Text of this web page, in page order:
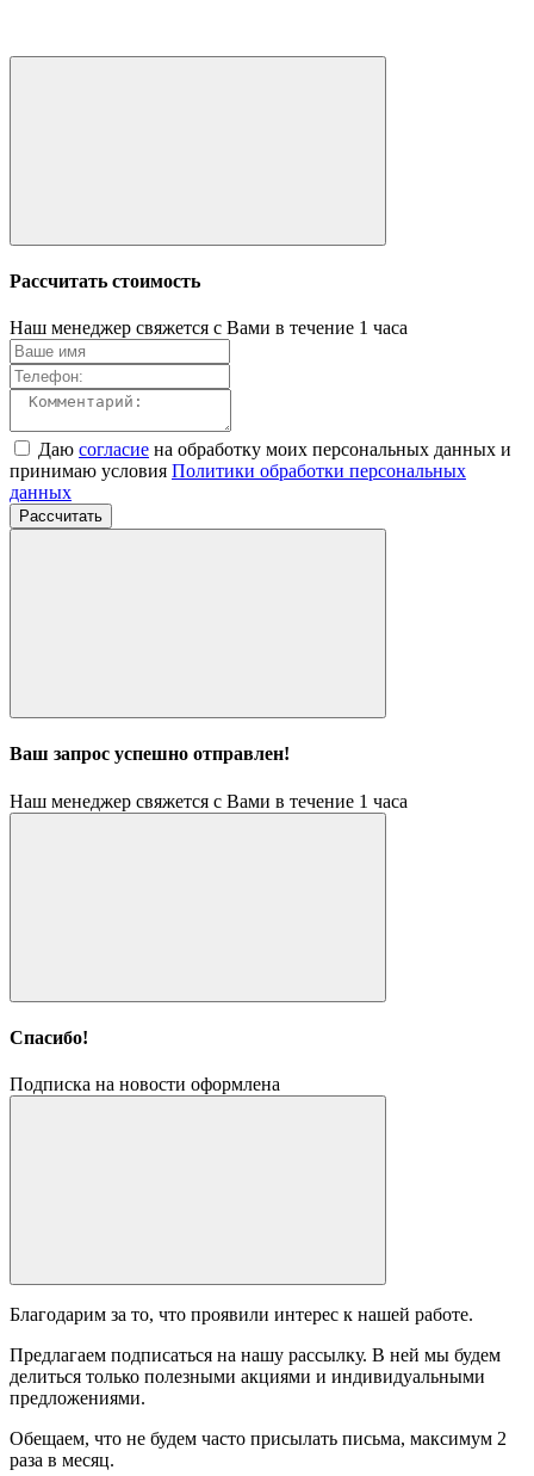
Рассчитать стоимость
Наш менеджер свяжется с Вами в течение 1 часа
Даю согласие на обработку моих персональных данных и
принимаю условия Политики обработки персональных
данных
Рассчитать
Ваш запрос успешно отправлен!
Наш менеджер свяжется с Вами в течение 1 часа
Спасибо!
Подписка на новости оформлена
Благодарим за то, что проявили интерес к нашей работе.
Предлагаем подписаться на нашу рассылку. В ней мы будем
делиться только полезными акциями и индивидуальными
предложениями.
Обещаем, что не будем часто присылать письма, максимум 2
раза в месяц.